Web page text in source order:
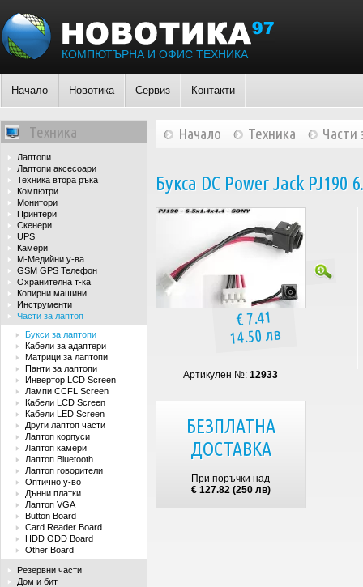
КОМПЮТЪРНА И ОФИС ТЕХНИКА
Начало Новотика Сервиз Контакти
Техника
Лаптопи
Лаптопи аксесоари
Техника втора ръка
Компютри
Монитори
Принтери
Скенери
UPS
Камери
М-Медийни у-ва
GSM GPS Телефон
Охранителна т-ка
Копирни машини
Инструменти
Части за лаптоп
Букси за лаптопи
Кабели за адаптери
Матрици за лаптопи
Панти за лаптопи
Инвертор LCD Screen
Лампи CCFL Screen
Кабели LCD Screen
Кабели LED Screen
Други лаптоп части
Лаптоп корпуси
Лаптоп камери
Лаптоп Bluetooth
Лаптоп говорители
Оптично у-во
Дънни платки
Лаптоп VGA
Button Board
Card Reader Board
HDD ODD Board
Other Board
Резервни части
Дом и бит
Начало Техника Части
Букса DC Power Jack PJ190
€ 7.41
14.50 лв
Артикулен №: 12933
БЕЗПЛАТНА
ДОСТАВКА
При поръчки над
€ 127.82 (250 лв)